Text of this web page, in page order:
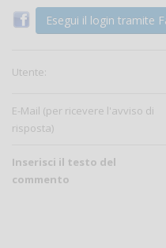
Esegui il login tramite
Utente:
E-Mail (per ricevere l'avviso di
risposta)
Inserisci il testo del
commento